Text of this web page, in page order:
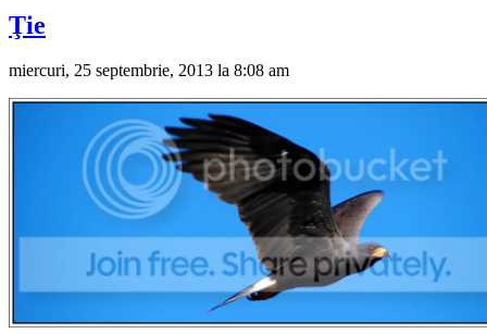
Ţie
miercuri, 25 septembrie, 2013 la 8:08 am